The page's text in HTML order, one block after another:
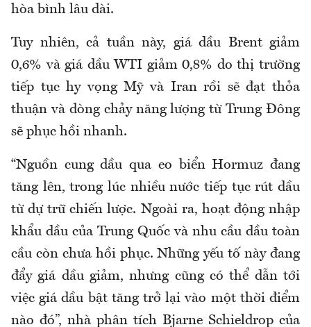
hòa bình lâu dài.
Tuy nhiên, cả tuần này, giá dầu Brent giảm
0,6% và giá dầu WTI giảm 0,8% do thị trường
tiếp tục hy vọng Mỹ và Iran rồi sẽ đạt thỏa
thuận và dòng chảy năng lượng từ Trung Đông
sẽ phục hồi nhanh.
“Nguồn cung dầu qua eo biển Hormuz đang
tăng lên, trong lúc nhiều nước tiếp tục rút dầu
từ dự trữ chiến lược. Ngoài ra, hoạt động nhập
khẩu dầu của Trung Quốc và nhu cầu dầu toàn
cầu còn chưa hồi phục. Những yếu tố này đang
đẩy giá dầu giảm, nhưng cũng có thể dẫn tới
việc giá dầu bật tăng trở lại vào một thời điểm
nào đó”, nhà phân tích Bjarne Schieldrop của